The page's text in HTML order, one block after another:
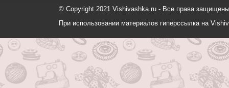
© Copyright 2021 Vishivashka.ru - Все права
При использовании материалов гиперссылка на